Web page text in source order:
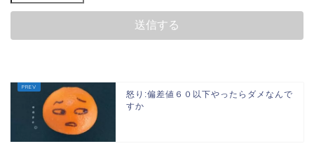
怒り:偏差値６０以下やったらダメなんで
すか